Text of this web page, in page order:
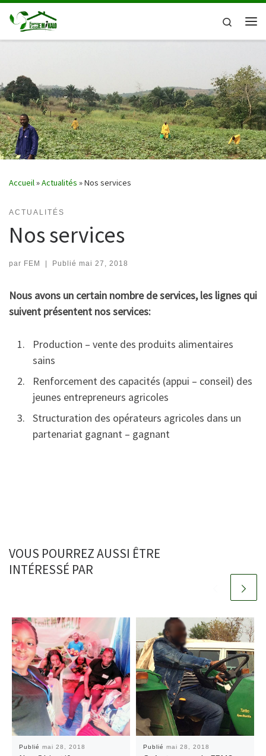
Passer au contenu
Search
Accueil»Actualités »Nos services
ACTUALITÉS
Nos services
par FEM | Publié mai 27, 2018
Nous avons un certain nombre de services, les lignes qui
suivent présentent nos services:
Production – vente des produits alimentaires
sains
Renforcement des capacités (appui – conseil) des
jeunes entrepreneurs agricoles
Structuration des opérateurs agricoles dans un
partenariat gagnant – gagnant
VOUS POURREZ AUSSI ÊTRE
INTÉRESSÉ PAR
Publié mai 28, 2018 Publié mai 28, 2018